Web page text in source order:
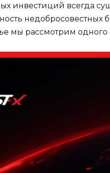
инвестиций всегда
мы рассмотрим